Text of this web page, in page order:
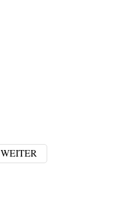
WEITER